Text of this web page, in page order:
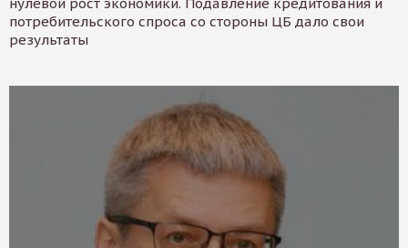
потребительского спроса со стороны ЦБ дало свои
результаты